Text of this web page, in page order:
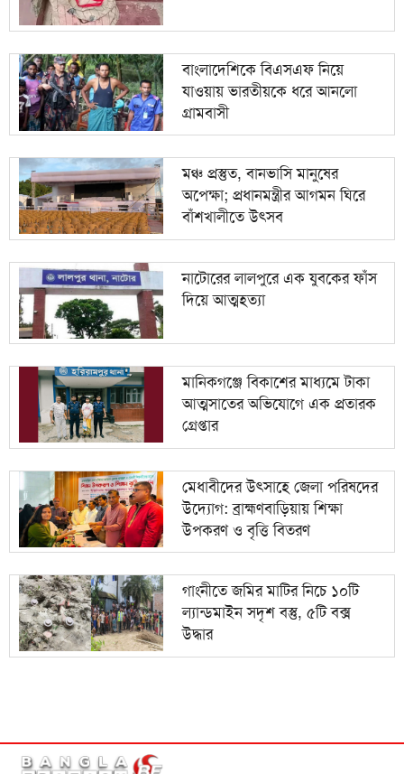
বাংলাদেশিকে বিএসএফ নিয়ে
যাওয়ায় ভারতীয়কে ধরে আনলো
গ্রামবাসী
মঞ্চ প্রস্তুত, বানভাসি মানুষের
অপেক্ষা; প্রধানমন্ত্রীর আগমন ঘিরে
বাঁশখালীতে উৎসব
নাটোরের লালপুরে এক যুবকের ফাঁস
দিয়ে আত্মহত্যা
‎মানিকগঞ্জে বিকাশের মাধ্যমে টাকা
আত্মসাতের অভিযোগে এক প্রতারক
গ্রেপ্তার
মেধাবীদের উৎসাহে জেলা পরিষদের
উদ্যোগ: ব্রাহ্মণবাড়িয়ায় শিক্ষা
উপকরণ ও বৃত্তি বিতরণ
গাংনীতে জমির মাটির নিচে ১০টি
ল্যান্ডমাইন সদৃশ বস্তু, ৫টি বক্স
উদ্ধার